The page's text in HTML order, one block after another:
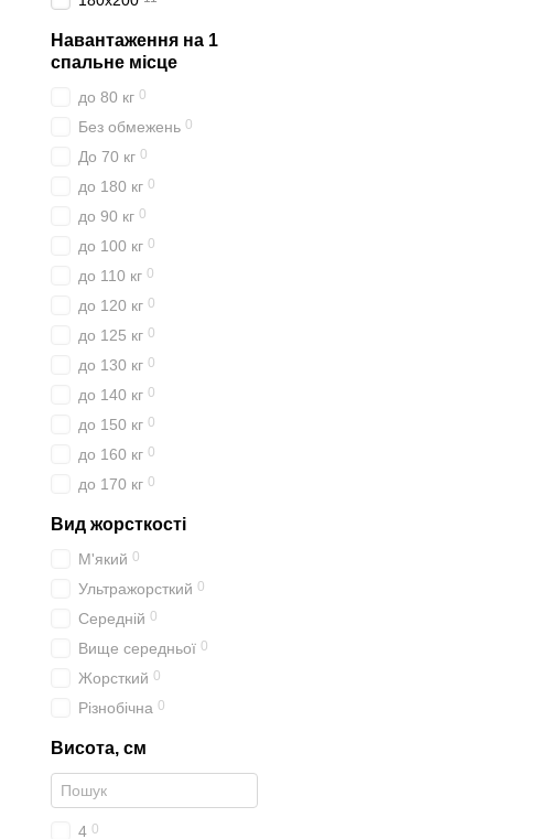
Навантаження на 1
спальне місце
до 80 кг 0
Без обмежень 0
До 70 кг 0
до 180 кг 0
до 90 кг 0
до 100 кг 0
до 110 кг 0
до 120 кг 0
до 125 кг 0
до 130 кг 0
до 140 кг 0
до 150 кг 0
до 160 кг 0
до 170 кг 0
Вид жорсткості
М'який 0
Ультражорсткий 0
Середній 0
Вище середньої 0
Жорсткий 0
Різнобічна 0
Висота, см
4 0